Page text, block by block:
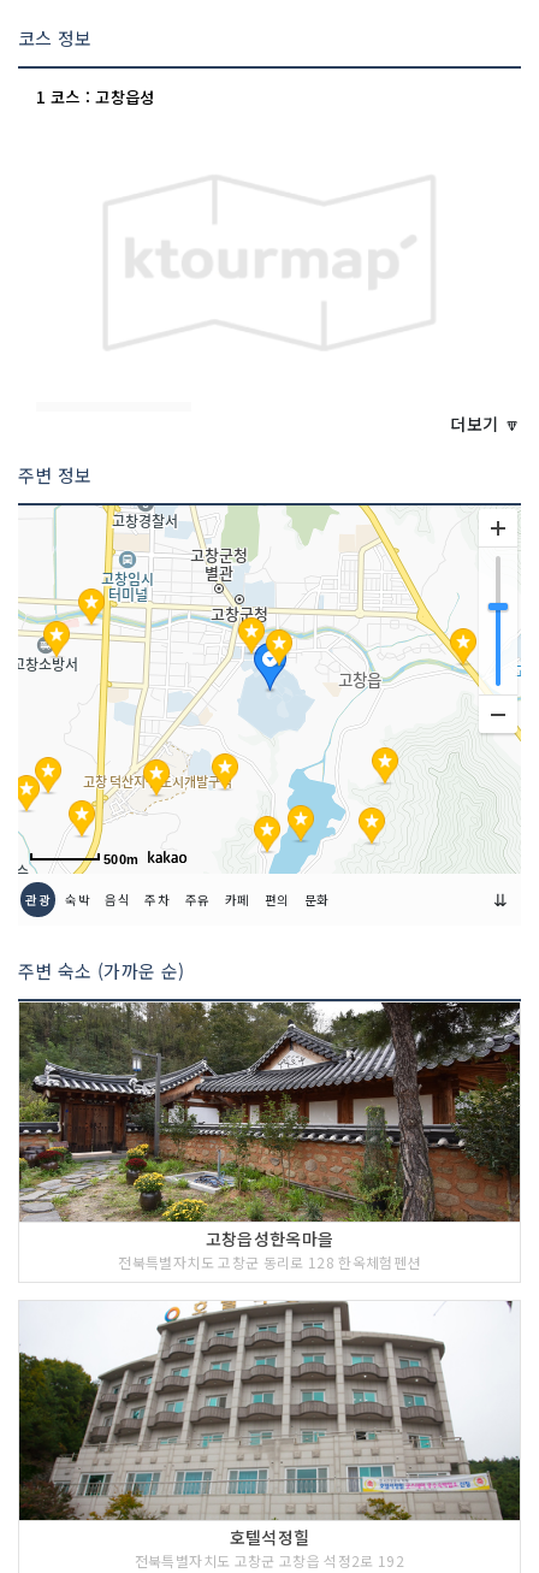
코스 정보
1 코스 : 고창읍성
고창읍성은 조선 단종 원년(1453년)에
명 모양성이라고도 하는 이 성은 나주진
관의 입암산성과 연계되어 호남내륙을 방
어하는 전초기지로서 국난호국을 위한 국
방 관련 문화재로 보존되고 있다. 1965
년 4월 1일 사적 제 145호로 지정된 이
성의 둘레는 1,684m 높이가 4~6m, 면
적은 50,172평으로 동, 서, 북문과 3개
소의 옹성 6개의 치성을 비롯하여 성 밖
의 해자 등 전략적 요충시설이 두루 갖추
어져 있다. 성내에는 동헌, 객사 등 22동
의 관아건물과 2지 4천이 있었으나 전화
로 소진되고 성곽과 공북루만 남아있던
것을 1976년부터 옛 모습대로 복원해 오
고 있다.
2 코스 : 고창판소리박물관
<<코스 설명>>
고창판소리박물관은 판소리의 이론가이
자 개작자, 후원가였던 동리 신재효 및 진
채선, 김소희 등 다수의 명창을 기념하고
판소리 전통을 계승 발전시키기 위하여
동리 신재효 선생의 고택 자리에 설립되
었다. 고택은 현재 사랑채만 복원되어 남
아 있으며 바로 옆에는 동리 국악당이 있
다. 판소리 박물관은 이와 같은 판소리의
유형,무형의 자료를 수집.보존.조사.연구.
전시.해석함으로써 일반 대중에게 수준높
은 판소리 예술의 재교육과 감상의 기회
를 제공하고 마침내 판소리 성지화를 꾀
하기 위하여 설립되었다.
더보기 🔽
주변 정보
500m
관광 숙박 음식 주차 주유 카페 편의 문화 ⇊
주변 숙소 (가까운 순)
고창읍성한옥마을
전북특별자치도 고창군 동리로 128 한옥체험펜션
호텔석정힐
전북특별자치도 고창군 고창읍 석정2로 192